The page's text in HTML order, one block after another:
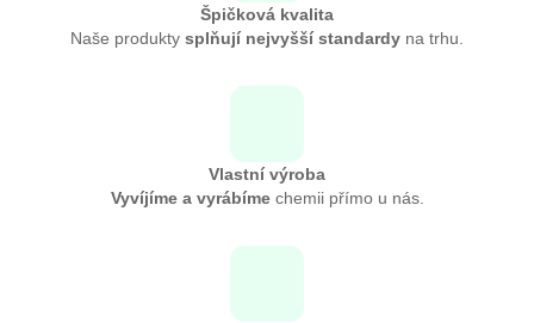
Špičková kvalita
Naše produkty splňují nejvyšší standardy na trhu.
Vlastní výroba
Vyvíjíme a vyrábímechemii přímo u nás.